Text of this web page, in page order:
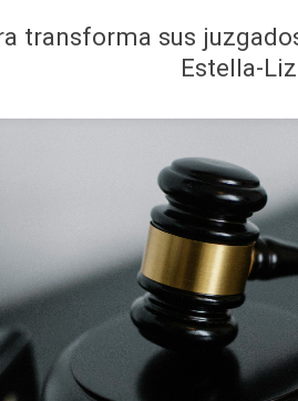
transforma sus
Estella-